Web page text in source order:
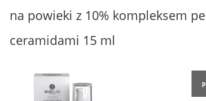
na powieki z 10% kompleksem
ceramidami 15 ml